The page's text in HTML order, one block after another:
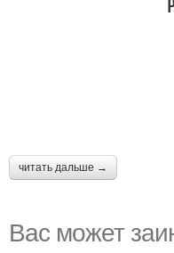
читать дальше →
Вас может